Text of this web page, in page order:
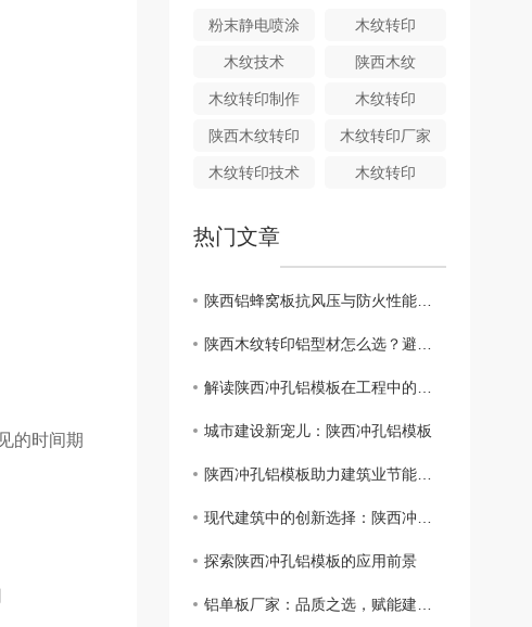
的时间期
粉末静电喷涂 木纹转印
木纹技术 陕西木纹
木纹转印制作 木纹转印
陕西木纹转印 木纹转印厂家
木纹转印技术 木纹转印
热门文章
陕西铝蜂窝板抗风压与防火性能要求有哪些
陕西木纹转印铝型材怎么选？避开误区，锁定高品质建材
解读陕西冲孔铝模板在工程中的多重优势
城市建设新宠儿：陕西冲孔铝模板
陕西冲孔铝模板助力建筑业节能环保发展
现代建筑中的创新选择：陕西冲孔铝模板
探索陕西冲孔铝模板的应用前景
铝单板厂家：品质之选，赋能建筑之美